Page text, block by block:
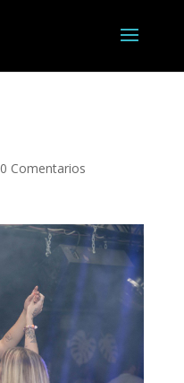
0 Comentarios